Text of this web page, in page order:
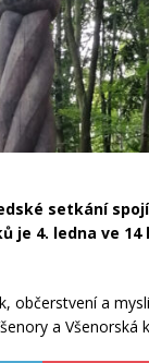
setkání
je 4. ledna ve 14
občerstvení a
a Všenorská